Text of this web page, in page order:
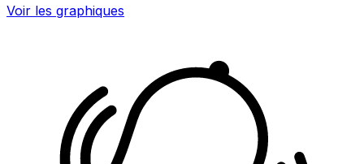
Voir les graphiques